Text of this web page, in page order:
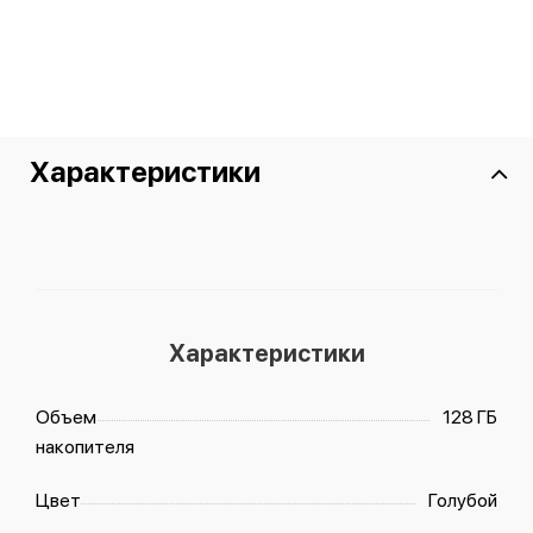
Характеристики
Характеристики
Объем
накопителя
128 ГБ
Цвет Голубой